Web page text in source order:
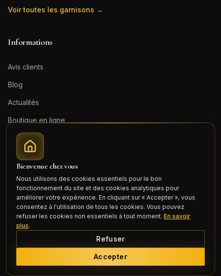
Voir toutes les garnisons →
Informations
Avis clients
Blog
Actualités
Boutique en ligne
Contact
Mentions légales
Connexion
Bienvenue chez vous
Nous utilisons des cookies essentiels pour le bon
fonctionnement du site et des cookies analytiques pour
améliorer votre expérience. En cliquant sur « Accepter », vous
consentez à l'utilisation de tous les cookies. Vous pouvez
refuser les cookies non essentiels à tout moment. En savoir
plus.
Refuser
Accepter